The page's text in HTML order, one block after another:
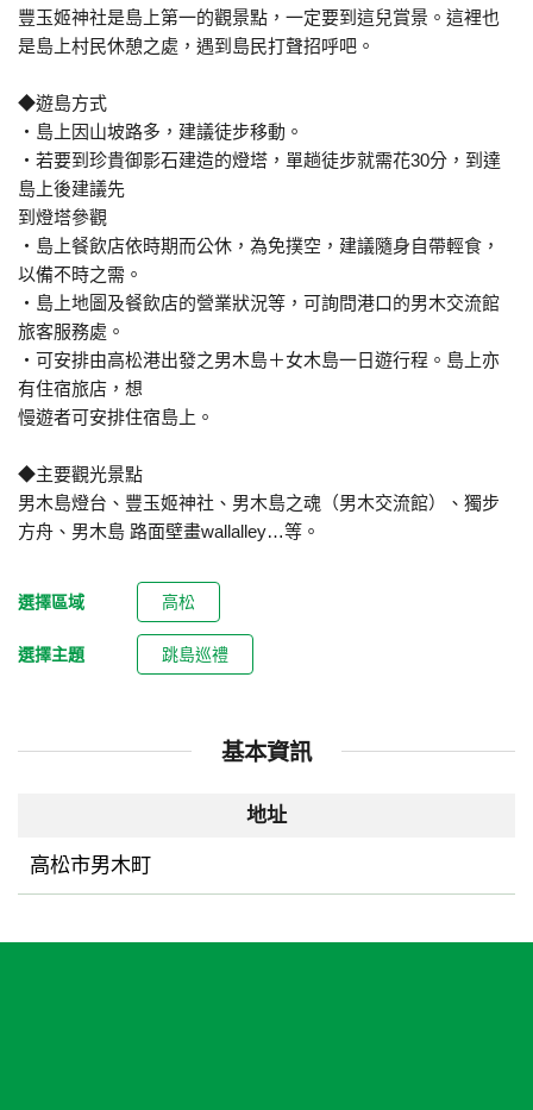
豐玉姬神社是島上第一的觀景點，一定要到這兒賞景。這裡也
是島上村民休憩之處，遇到島民打聲招呼吧。
◆遊島方式
・島上因山坡路多，建議徒步移動。
・若要到珍貴御影石建造的燈塔，單趟徒步就需花30分，到達
島上後建議先
到燈塔參觀
・島上餐飲店依時期而公休，為免撲空，建議隨身自帶輕食，
以備不時之需。
・島上地圖及餐飲店的營業狀況等，可詢問港口的男木交流館
旅客服務處。
・可安排由高松港出發之男木島＋女木島一日遊行程。島上亦
有住宿旅店，想
慢遊者可安排住宿島上。
◆主要觀光景點
男木島燈台、豐玉姬神社、男木島之魂（男木交流館）、獨步
方舟、男木島 路面壁畫wallalley…等。
選擇區域 高松
選擇主題 跳島巡禮
基本資訊
地址
高松市男木町